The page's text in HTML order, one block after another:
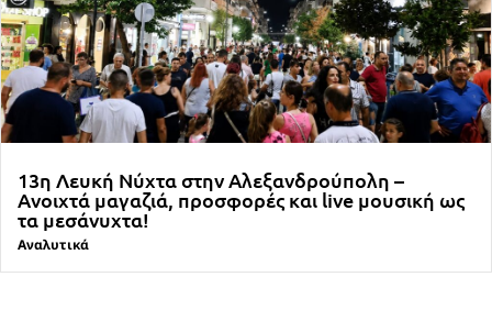
13η Λευκή Νύχτα στην Αλεξανδρούπολη –
Ανοιχτά μαγαζιά, προσφορές και live μουσική ως
τα μεσάνυχτα!
Αναλυτικά